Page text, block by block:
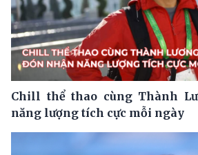
Chill thể thao cùng Thành
năng lượng tích cực mỗi ngày